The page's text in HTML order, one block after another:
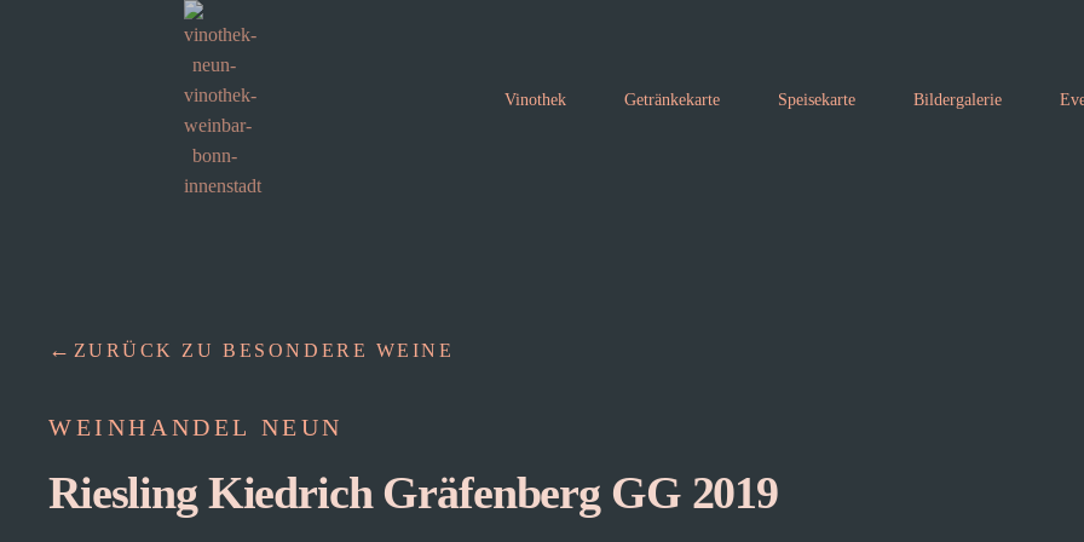
Vinothek Getränkekarte Speisekarte Bildergalerie
ZURÜCK ZU BESONDERE WEINE
WEINHANDEL NEUN
Riesling Kiedrich Gräfenberg GG 2019